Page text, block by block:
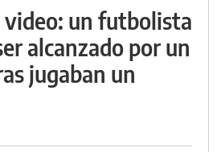
un futbolista
alcanzado por un
jugaban un